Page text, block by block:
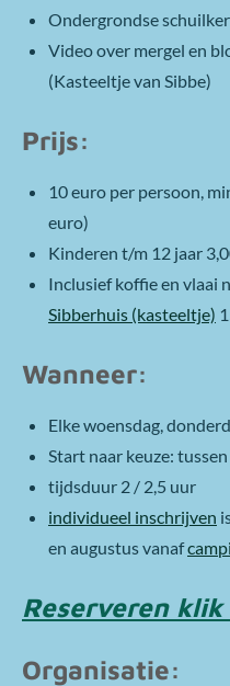
Ondergrondse
Video over mergel en
(Kasteeltje van Sibbe)
Prijs:
10 euro per persoon,
euro)
Kinderen t/m 12 jaar
Inclusief koffie en vlaai
Sibberhuis (kasteeltje)
Wanneer:
Elke woensdag,
Start naar keuze:
tijdsduur 2 / 2,5 uur
individueel inschrijven
en augustus vanaf
Reserveren
Organisatie: